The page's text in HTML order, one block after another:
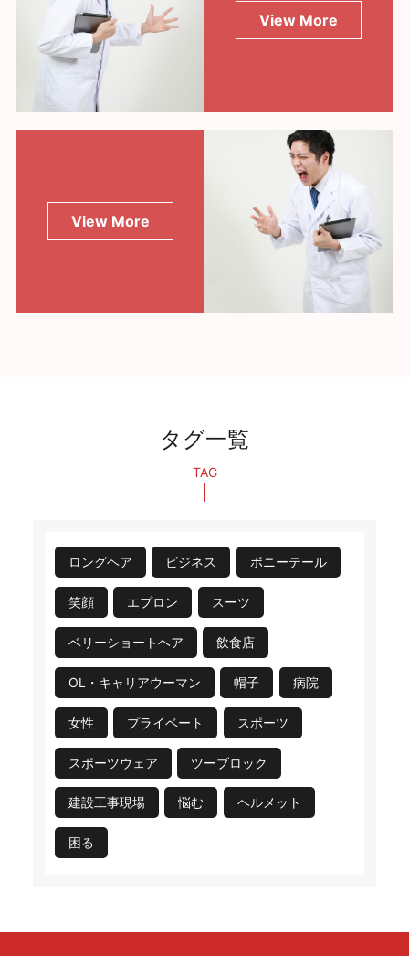
View More
View More
タグ一覧
TAG
ロングヘア ビジネス ポニーテール
笑顔 エプロン スーツ
ベリーショートヘア 飲食店
OL・キャリアウーマン 帽子 病院
女性 プライベート スポーツ
スポーツウェア ツーブロック
建設工事現場 悩む ヘルメット
困る